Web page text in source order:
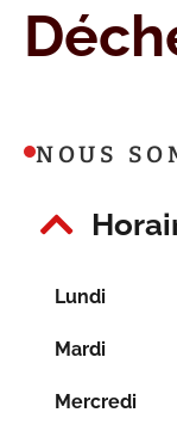
NOUS
Lundi
Mardi
Mercredi